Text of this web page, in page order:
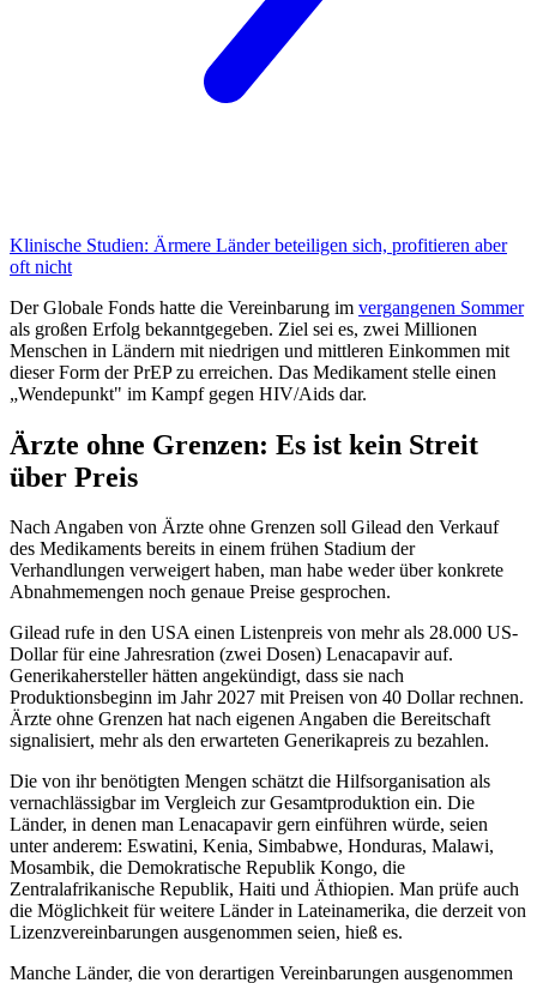
Klinische Studien: Ärmere Länder beteiligen sich, profitieren aber
oft nicht
Der Globale Fonds hatte die Vereinbarung im vergangenen Sommer
als großen Erfolg bekanntgegeben. Ziel sei es, zwei Millionen
Menschen in Ländern mit niedrigen und mittleren Einkommen mit
dieser Form der PrEP zu erreichen. Das Medikament stelle einen
„Wendepunkt" im Kampf gegen HIV/Aids dar.
Ärzte ohne Grenzen: Es ist kein Streit
über Preis
Nach Angaben von Ärzte ohne Grenzen soll Gilead den Verkauf
des Medikaments bereits in einem frühen Stadium der
Verhandlungen verweigert haben, man habe weder über konkrete
Abnahmemengen noch genaue Preise gesprochen.
Gilead rufe in den USA einen Listenpreis von mehr als 28.000 US-
Dollar für eine Jahresration (zwei Dosen) Lenacapavir auf.
Generikahersteller hätten angekündigt, dass sie nach
Produktionsbeginn im Jahr 2027 mit Preisen von 40 Dollar rechnen.
Ärzte ohne Grenzen hat nach eigenen Angaben die Bereitschaft
signalisiert, mehr als den erwarteten Generikapreis zu bezahlen.
Die von ihr benötigten Mengen schätzt die Hilfsorganisation als
vernachlässigbar im Vergleich zur Gesamtproduktion ein. Die
Länder, in denen man Lenacapavir gern einführen würde, seien
unter anderem: Eswatini, Kenia, Simbabwe, Honduras, Malawi,
Mosambik, die Demokratische Republik Kongo, die
Zentralafrikanische Republik, Haiti und Äthiopien. Man prüfe auch
die Möglichkeit für weitere Länder in Lateinamerika, die derzeit von
Lizenzvereinbarungen ausgenommen seien, hieß es.
Manche Länder, die von derartigen Vereinbarungen ausgenommen